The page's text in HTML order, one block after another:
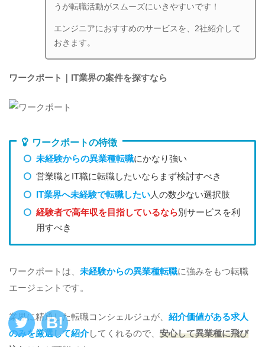
うが転職活動がスムーズにいきやすいです！
エンジニアにおすすめのサービスを、2社紹介して
おきます。
ワークポート｜IT業界の案件を探すなら
ワークポートの特徴
未経験からの異業種転職にかなり強い
営業職とIT職に転職したいならまず検討すべき
IT業界へ未経験で転職したい人の数少ない選択肢
経験者で高年収を目指しているなら別サービスを利
用すべき
ワークポートは、 未経験からの異業種転職に強みをもつ転職
エージェントです。
業界に精通した転職コンシェルジュが、 紹介価値がある求人
のみを厳選して紹介してくれるので、 安心して異業種に飛び